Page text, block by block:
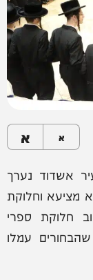
א א
אשדוד נערך
מציעא וחלוקת
חלוקת ספרי
עמלו